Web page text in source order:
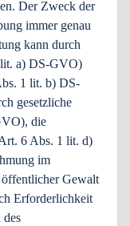
Der Zweck der
immer genau
kann durch
a) DS-GVO)
1 lit. b) DS-
gesetzliche
die
6 Abs. 1 lit. d)
im
Gewalt
Erforderlichkeit
des